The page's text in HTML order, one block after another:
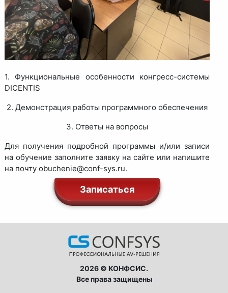
1. Функциональные особенности конгресс-системы
DICENTIS
2. Демонстрация работы программного обеспечения
3. Ответы на вопросы
Для получения подробной программы и/или записи
на обучение заполните заявку на сайте или напишите
на почту obuchenie@conf-sys.ru.
Записаться
2026 © КОНФСИС.
Все права защищены